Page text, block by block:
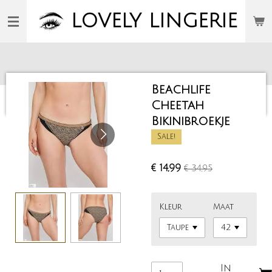
direct
LOVELY LINGERIE
Beachlife
Cheetah
Bikinibroekje
Sale!
€ 14,99 € 34,95
Kleur Maat
In